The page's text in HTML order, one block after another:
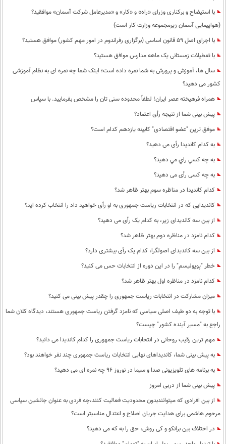
با استیضاح و برکناری وزرای «راه» و «کار» و «مدیرعامل شرکت آسمان» موافقید؟
(هواپیمایی آسمان زیرمجموعه وزارت کار است)
با اجرای اصل 59 قانون اساسی (برگزاری رفراندوم در امور مهم کشور) موافق هستید؟
با تعطیلات زمستانی یک ماهه مدارس موافق هستید؟
سال ها، آموزش و پرورش به شما نمره داده است؛ اینک شما چه نمره ای به نظام آموزشی
کشور می دهید؟
همراه فرهیخته عصر ایران! لطفاً محدوده سنی تان را مشخص بفرمایید. با سپاس
پیش بینی شما از نتیجه رأی اعتماد؟
موفق ترین "عضو اقتصادی" کابینه یازدهم کدام است؟
به کدام کاندیدا رأی می دهید؟
به چه كسي راي مي دهيد؟
به چه کسی رأی می دهید؟
کدام کاندیدا در مناظره سوم بهتر ظاهر شد؟
کاندیدایی که در انتخابات ریاست جمهوری به او رأی خواهید داد را انتخاب کرده اید؟
از بین سه کاندیدای زیر، به کدام یک رأی می دهید؟
کدام نامزد در مناظره دوم بهتر ظاهر شد؟
از بین سه کاندیدای اصولگرا، کدام یک رأی بیشتری دارد؟
خطر "پوپولیسم" را در این دوره از انتخابات حس می کنید؟
کدام نامزد در مناظره اول بهتر ظاهر شد؟
میزان مشارکت در انتخابات ریاست جمهوری را چقدر پیش بینی می کنید؟
با توجه به دو طیف اصلی سیاسی که نامزد گرفتن ریاست جمهوری هستند، دیدگاه کلان شما
راجع به "مسیر آینده کشور" چیست؟
مهم ترین رقیب روحانی در انتخابات ریاست جمهوری را کدام کاندیدا می دانید؟
به پیش بینی شما، کاندیداهای نهایی انتخابات ریاست جمهوری چند نفر خواهند بود؟
به برنامه های تلویزیونی صدا و سیما در نوروز 96 چه نمره ای می دهید؟
پیش بینی شما از دربی امروز
از بین افرادی که میتوانندبدون محدودیت فعالیت کنند،چه فردی به عنوان جانشین سیاسی
مرحوم هاشمی برای هدایت جریان اصلاح و اعتدال مناسبتر است؟
در اختلاف بین برانکو و کی روش، حق را به که می دهید؟